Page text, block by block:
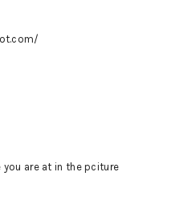
are at in the pciture